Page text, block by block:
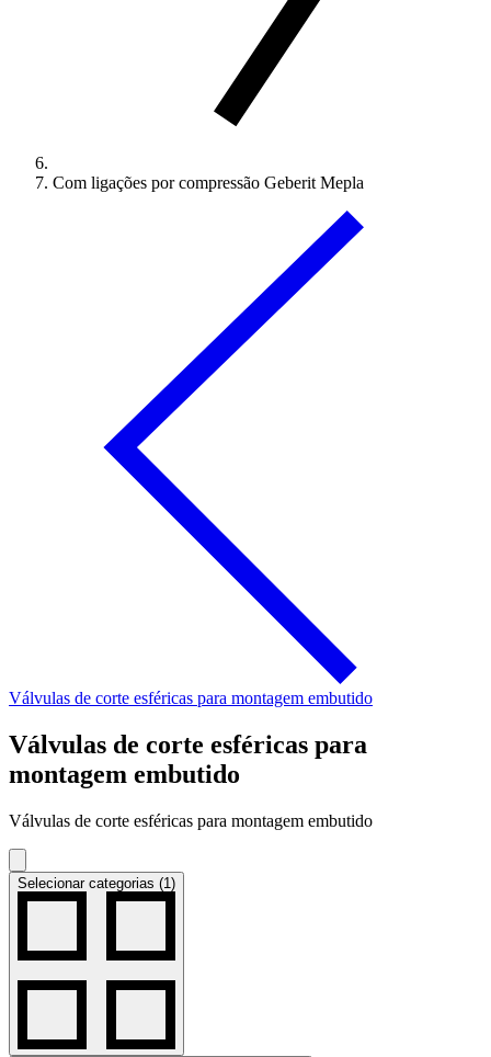
Com ligações por compressão Geberit Mepla
Válvulas de corte esféricas para montagem embutido
Válvulas de corte esféricas para
montagem embutido
Válvulas de corte esféricas para montagem embutido
Selecionar categorias (1)